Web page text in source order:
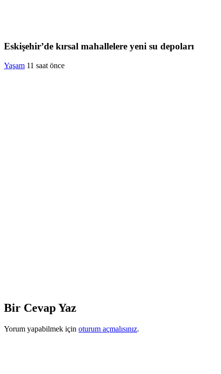
Eskişehir’de kırsal mahallelere yeni su depoları
Yaşam 11 saat önce
Bir Cevap Yaz
Yorum yapabilmek için oturum açmalısınız.